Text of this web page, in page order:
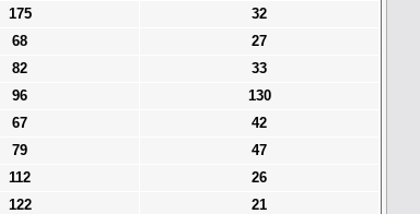
175
32
68
27
82
33
96
130
67
42
79
47
112
26
122
21